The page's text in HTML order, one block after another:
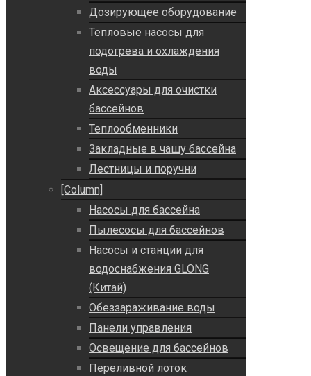
Дозирующее оборудование
Тепловые насосы для
подогрева и охлаждения
воды
Аксессуары для очистки
бассейнов
Теплообменники
Закладные в чашу бассейна
Лестницы и поручни
[Column]
Насосы для бассейна
Пылесосы для бассейнов
Насосы и станции для
водоснабжения GLONG
(Китай)
Обеззараживание воды
Панели управления
Освещение для бассейнов
Переливной лоток